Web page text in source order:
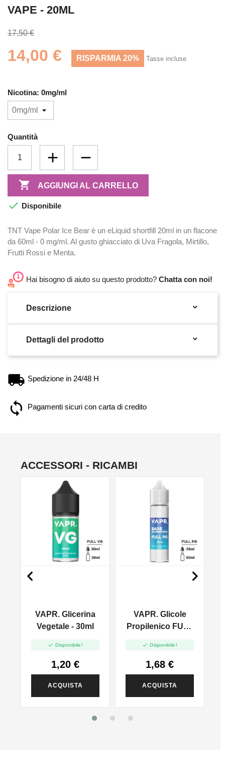
VAPE - 20ML
17,50 €
14,00 € RISPARMIA 20% Tasse incluse
Nicotina: 0mg/ml
Quantità
 AGGIUNGI AL CARRELLO
 Disponibile
TNT Vape Polar Ice Bear è un eLiquid shortfill 20ml in un flacone
da 60ml - 0 mg/ml. Al gusto ghiacciato di Uva Fragola, Mirtillo,
Frutti Rossi e Menta.
Hai bisogno di aiuto su questo prodotto? Chatta con noi!
Descrizione 
Dettagli del prodotto 
Spedizione in 24/48 H
Pagamenti sicuri con carta di credito
ACCESSORI - RICAMBI
VAPR. Glicerina
Vegetale - 30ml
 Disponibile!
1,20 €
ACQUISTA
VAPR. Glicole
Propilenico FULL
 Disponibile!
1,68 €
ACQUISTA
 